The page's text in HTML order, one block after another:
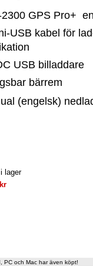
2300 GPS Pro+
USB kabel för
USB billaddare
bärrem
(engelsk)
lager
PC och Mac har även köpt!